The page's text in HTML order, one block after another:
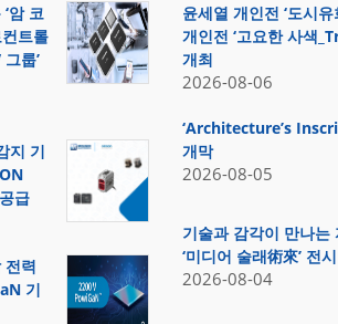
암 코
트롤
룹’
지 기
급
전력
기
윤세열 개인전 ‘도시유
개인전 ‘고요한 사색
개최
2026-08-06
‘Architecture’s
개막
2026-08-05
기술과 감각이 만나
‘미디어 술래術來’ 전
2026-08-04